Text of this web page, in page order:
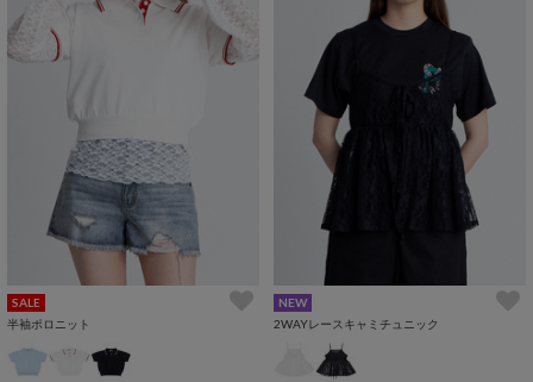
SALE
半袖ポロニット
NEW
2WAYレースキャミチュニック